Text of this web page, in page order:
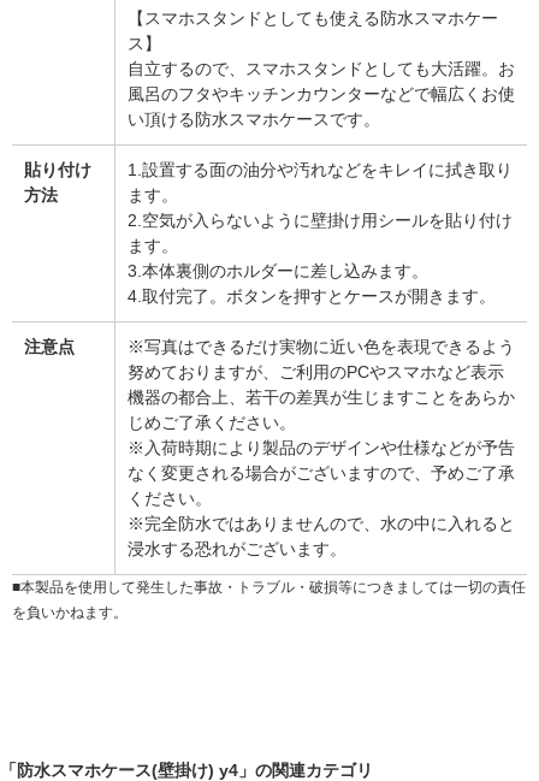
【スマホスタンドとしても使える防水スマホケー
ス】
自立するので、スマホスタンドとしても大活躍。お
風呂のフタやキッチンカウンターなどで幅広くお使
い頂ける防水スマホケースです。
貼り付け
方法
1.設置する面の油分や汚れなどをキレイに拭き取り
ます。
2.空気が入らないように壁掛け用シールを貼り付け
ます。
3.本体裏側のホルダーに差し込みます。
4.取付完了。ボタンを押すとケースが開きます。
注意点
※写真はできるだけ実物に近い色を表現できるよう
努めておりますが、ご利用のPCやスマホなど表示
機器の都合上、若干の差異が生じますことをあらか
じめご了承ください。
※入荷時期により製品のデザインや仕様などが予告
なく変更される場合がございますので、予めご了承
ください。
※完全防水ではありませんので、水の中に入れると
浸水する恐れがございます。
■本製品を使用して発生した事故・トラブル・破損等につきましては一切の責任
を負いかねます。
「防水スマホケース(壁掛け) y4」の関連カテゴリ